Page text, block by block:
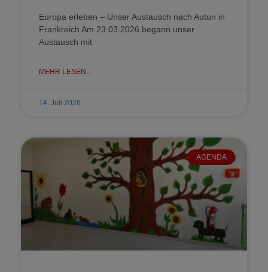
Europa erleben – Unser Austausch nach Autun in
Frankreich Am 23.03.2026 begann unser
Austausch mit
MEHR LESEN...
14. Juli 2026
AGENDA